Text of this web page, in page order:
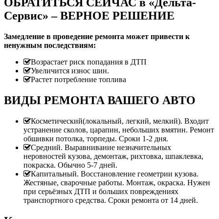
Сервис» – ВЕРНОЕ РЕШЕНИЕ
Замедление в проведение ремонта может привести к
ненужным последствиям:
Возрастает риск попадания в ДТП
Увеличится износ шин.
Растет потребление топлива
ВИДЫ РЕМОНТА ВАШЕГО АВТО
Косметический(локальный, легкий, мелкий). Входит
устранение сколов, царапин, небольших вмятин. Ремонт
обшивки потолка, торпеды. Сроки 1-2 дня.
Средний. Выравнивание незначительных
неровностей кузова, демонтаж, рихтовка, шпаклевка,
покраска. Обычно 5-7 дней.
Капитальный. Восстановление геометрии кузова.
Жестяные, сварочные работы. Монтаж, окраска. Нужен
при серьёзных ДТП и больших повреждениях
транспортного средства. Сроки ремонта от 14 дней.